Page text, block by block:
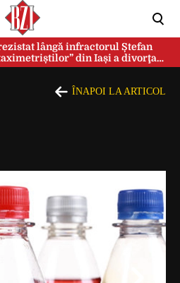
lângă infractorul Ștefan
din Iași a divorţat
ÎNAPOI LA ARTICOL